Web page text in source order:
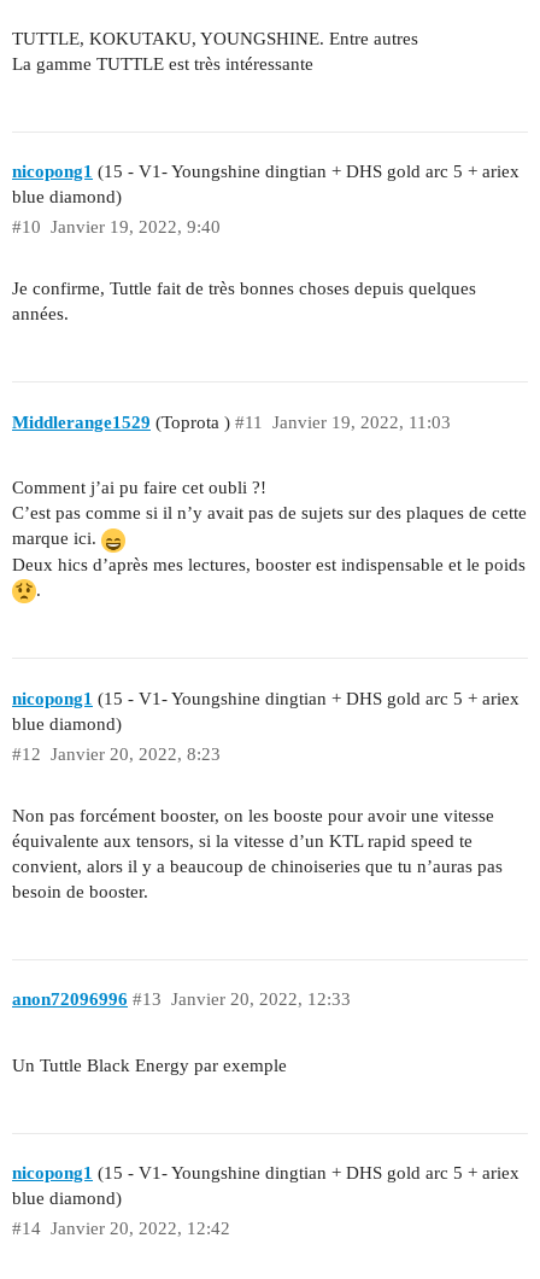
TUTTLE, KOKUTAKU, YOUNGSHINE. Entre autres
La gamme TUTTLE est très intéressante
nicopong1 (15 - V1- Youngshine dingtian + DHS gold arc 5 + ariex
blue diamond)
Janvier 19, 2022, 9:40
#10
Je confirme, Tuttle fait de très bonnes choses depuis quelques
années.
Middlerange1529 (Toprota ) Janvier 19, 2022, 11:03
#11
Comment j’ai pu faire cet oubli ?!
C’est pas comme si il n’y avait pas de sujets sur des plaques de cette
marque ici.
Deux hics d’après mes lectures, booster est indispensable et le poids
.
nicopong1 (15 - V1- Youngshine dingtian + DHS gold arc 5 + ariex
blue diamond)
Janvier 20, 2022, 8:23
#12
Non pas forcément booster, on les booste pour avoir une vitesse
équivalente aux tensors, si la vitesse d’un KTL rapid speed te
convient, alors il y a beaucoup de chinoiseries que tu n’auras pas
besoin de booster.
anon72096996 Janvier 20, 2022, 12:33
#13
Un Tuttle Black Energy par exemple
nicopong1 (15 - V1- Youngshine dingtian + DHS gold arc 5 + ariex
blue diamond)
Janvier 20, 2022, 12:42
#14